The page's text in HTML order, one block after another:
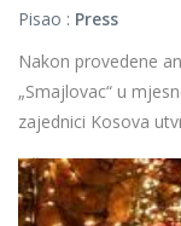
Pisao : Press
Nakon provedene
„Smajlovac“ u
zajednici Kosova
Više...